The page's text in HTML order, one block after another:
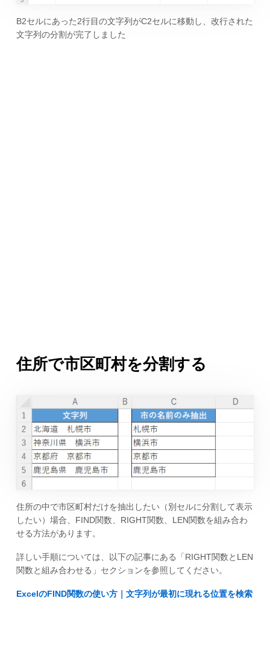
B2セルにあった2行目の文字列がC2セルに移動し、改行された
文字列の分割が完了しました
住所で市区町村を分割する
住所の中で市区町村だけを抽出したい（別セルに分割して表示
したい）場合、FIND関数、RIGHT関数、LEN関数を組み合わ
せる方法があります。
詳しい手順については、以下の記事にある「RIGHT関数とLEN
関数と組み合わせる」セクションを参照してください。
ExcelのFIND関数の使い方｜文字列が最初に現れる位置を検索